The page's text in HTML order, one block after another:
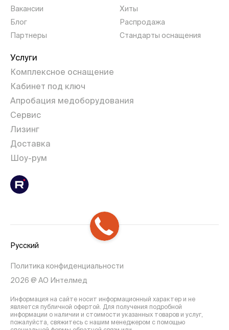
Вакансии
Блог
Партнеры
Хиты
Распродажа
Стандарты оснащения
Услуги
Комплексное оснащение
Кабинет под ключ
Апробация медоборудования
Сервис
Лизинг
Доставка
Шоу-рум
Русский
Политика конфиденциальности
2026 @ АО Интелмед
Информация на сайте носит информационный характер и не
является публичной офертой. Для получения подробной
информации о наличии и стоимости указанных товаров и услуг,
пожалуйста, свяжитесь с нашим менеджером с помощью